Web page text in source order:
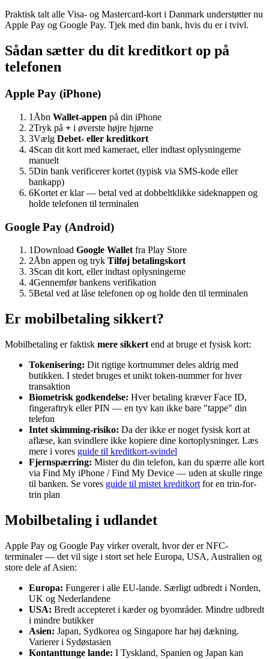
Praktisk talt alle Visa- og Mastercard-kort i Danmark understøtter nu
Apple Pay og Google Pay. Tjek med din bank, hvis du er i tvivl.
Sådan sætter du dit kreditkort op på
telefonen
Apple Pay (iPhone)
1 Åbn Wallet-appen på din iPhone
2Tryk på + i øverste højre hjørne
3Vælg Debet- eller kreditkort
4Scan dit kort med kameraet, eller indtast oplysningerne
manuelt
5Din bank verificerer kortet (typisk via SMS-kode eller
bankapp)
6Kortet er klar — betal ved at dobbeltklikke sideknappen og
holde telefonen til terminalen
Google Pay (Android)
1Download Google Walletfra Play Store
2Åbn appen og tryk Tilføj betalingskort
3Scan dit kort, eller indtast oplysningerne
4Gennemfør bankens verifikation
5Betal ved at låse telefonen op og holde den til terminalen
Er mobilbetaling sikkert?
Mobilbetaling er faktisk mere sikkert end at bruge et fysisk kort:
Tokenisering: Dit rigtige kortnummer deles aldrig med
butikken. I stedet bruges et unikt token-nummer for hver
transaktion
Biometrisk godkendelse: Hver betaling kræver Face ID,
fingeraftryk eller PIN — en tyv kan ikke bare "tappe" din
telefon
Intet skimming-risiko: Da der ikke er noget fysisk kort at
aflæse, kan svindlere ikke kopiere dine kortoplysninger. Læs
mere i vores guide til kreditkort-svindel
Fjernspærring: Mister du din telefon, kan du spærre alle kort
via Find My iPhone / Find My Device — uden at skulle ringe
til banken. Se vores guide til mistet kreditkort for en trin-for-
trin plan
Mobilbetaling i udlandet
Apple Pay og Google Pay virker overalt, hvor der er NFC-
terminaler — det vil sige i stort set hele Europa, USA, Australien og
store dele af Asien:
Europa: Fungerer i alle EU-lande. Særligt udbredt i Norden,
UK og Nederlandene
USA: Bredt accepteret i kæder og byområder. Mindre udbredt
i mindre butikker
Asien: Japan, Sydkorea og Singapore har høj dækning.
Varierer i Sydøstasien
Kontanttunge lande: I Tyskland, Spanien og Japan kan